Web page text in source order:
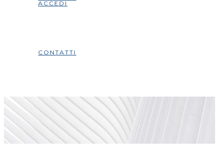
ACCEDI
CONTATTI